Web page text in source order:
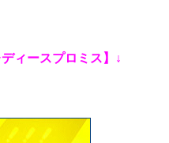
ィースプロミス】↓